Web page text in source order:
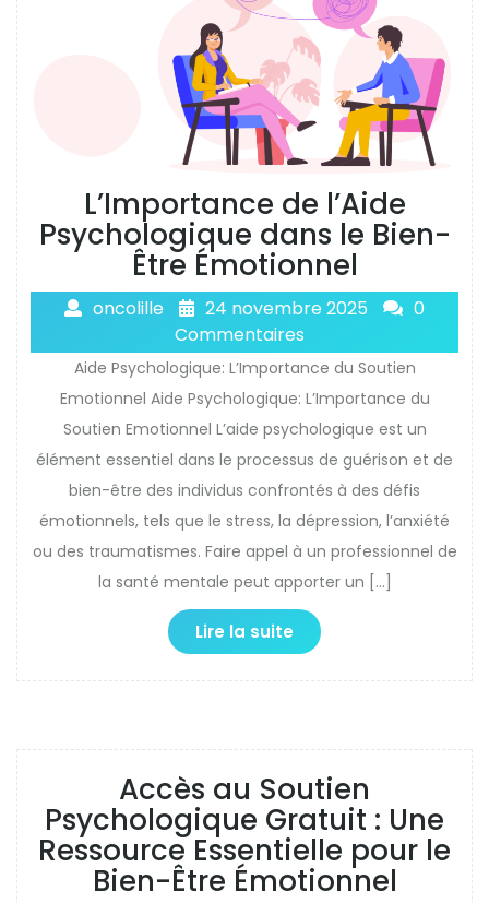
L’Importance de l’Aide
Psychologique dans le Bien-
Être Émotionnel
oncolille 24 novembre 2025
0
Commentaires
Aide Psychologique: L’Importance du Soutien
Emotionnel Aide Psychologique: L’Importance du
Soutien Emotionnel L’aide psychologique est un
élément essentiel dans le processus de guérison et de
bien-être des individus confrontés à des défis
émotionnels, tels que le stress, la dépression, l’anxiété
ou des traumatismes. Faire appel à un professionnel de
la santé mentale peut apporter un […]
Lire la suite
Accès au Soutien
Psychologique Gratuit : Une
Ressource Essentielle pour le
Bien-Être Émotionnel